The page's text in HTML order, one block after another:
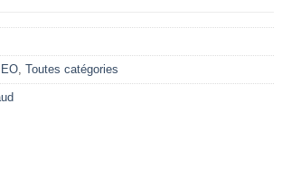
Toutes catégories